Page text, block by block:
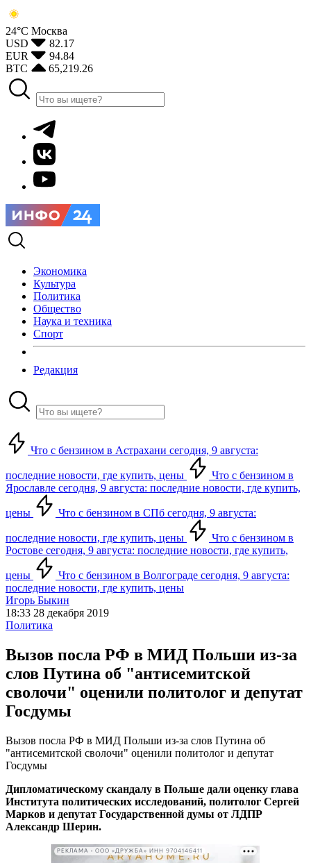
24°С Москва
USD
82.17
EUR
94.84
BTC
65,219.26
Экономика
Культура
Политика
Общество
Наука и техника
Спорт
Редакция
Что с бензином в Астрахани сегодня, 9 августа:
последние новости, где купить, цены
Что с бензином в
Ярославле сегодня, 9 августа: последние новости, где купить,
цены Что с бензином в СПб сегодня, 9 августа:
последние новости, где купить, цены
Что с бензином в
Ростове сегодня, 9 августа: последние новости, где купить,
цены
Что с бензином в Волгограде сегодня, 9 августа:
последние новости, где купить, цены
Игорь Быкин
18:33 28 декабря 2019
Политика
Вызов посла РФ в МИД Польши из-за
слов Путина об "антисемитской
сволочи" оценили политолог и депутат
Госдумы
Вызов посла РФ в МИД Польши из-за слов Путина об
"антисемитской сволочи" оценили политолог и депутат
Госдумы
Дипломатическому скандалу в Польше дали оценку глава
Института политических исследований, политолог Сергей
Марков и депутат Государственной думы от ЛДПР
Александр Шерин.
РЕКЛАМА • ООО «ДРУЖБА» ИНН 9704146411